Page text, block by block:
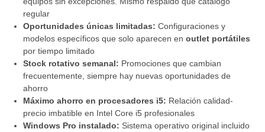
regular
Oportunidades únicas limitadas: Configuraciones y
modelos específicos que solo aparecen en outlet portátiles
por tiempo limitado
Stock rotativo semanal: Promociones que cambian
frecuentemente, siempre hay nuevas oportunidades de
ahorro
Máximo ahorro en procesadores i5: Relación calidad-
precio imbatible en Intel Core i5 profesionales
Windows Pro instalado: Sistema operativo original incluido